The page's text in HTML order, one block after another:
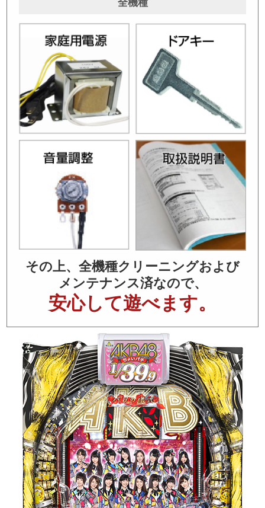
全機種
その上、全機種クリーニングおよび
メンテナンス済なので、
安心して遊べます。